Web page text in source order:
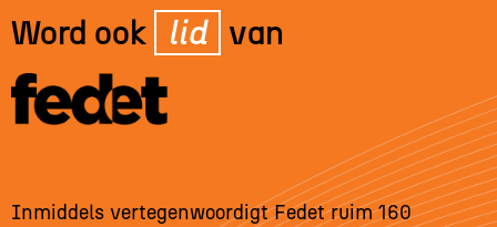
Word ook lid van
Inmiddels vertegenwoordigt Fedet ruim 160